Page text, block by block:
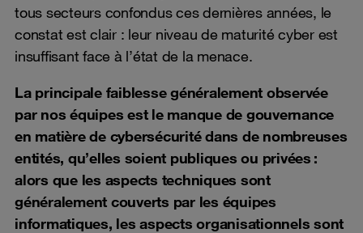
tous secteurs confondus ces dernières années, le
constat est clair : leur niveau de maturité cyber est
insuffisant face à l’état de la menace.
La principale faiblesse généralement observée
par nos équipes est le manque de gouvernance
en matière de cybersécurité dans de nombreuses
entités, qu’elles soient publiques ou privées :
alors que les aspects techniques sont
généralement couverts par les équipes
informatiques, les aspects organisationnels sont